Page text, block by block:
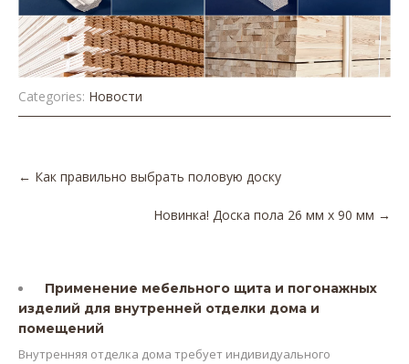
Categories: Новости
navigation
← Как правильно выбрать половую доску
Новинка! Доска пола 26 мм х 90 мм →
Применение мебельного щита и погонажных
изделий для внутренней отделки дома и
помещений
Внутренняя отделка дома требует индивидуального